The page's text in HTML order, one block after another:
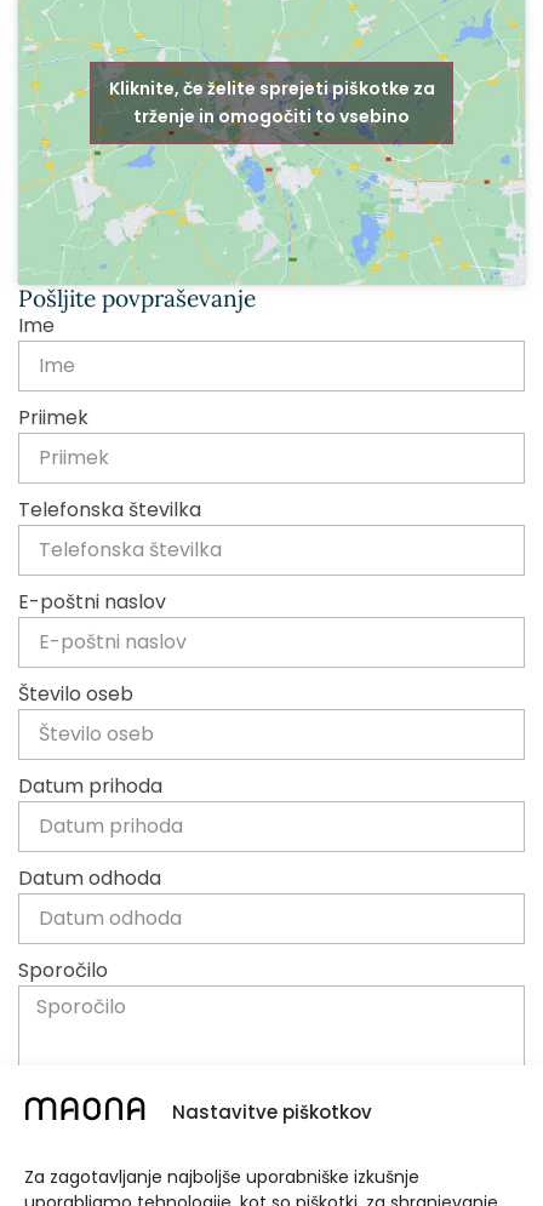
Nastavitve piškotkov
Za zagotavljanje najboljše uporabniške izkušnje
Kliknite, če želite sprejeti piškotke za
trženje in omogočiti to vsebino
Pošljite povpraševanje
Ime
Priimek
Telefonska številka
E-poštni naslov
Število oseb
Datum prihoda
Datum odhoda
Sporočilo
smernicami, ki so določene vsplošnih pogojih